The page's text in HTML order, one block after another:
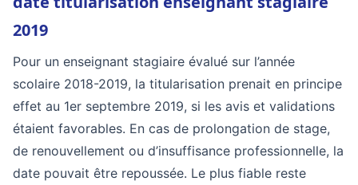
2019
Pour un enseignant stagiaire évalué sur l’année
scolaire 2018-2019, la titularisation prenait en principe
effet au 1er septembre 2019, si les avis et validations
étaient favorables. En cas de prolongation de stage,
de renouvellement ou d’insuffisance professionnelle, la
date pouvait être repoussée. Le plus fiable reste